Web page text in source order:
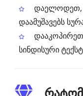
დაელოდეთ,
დაამუშავებს
სინდისური